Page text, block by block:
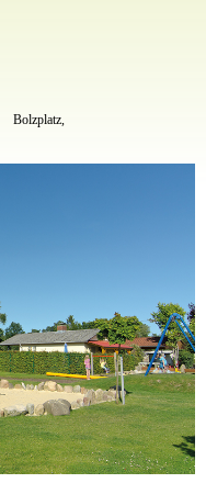
Bolzplatz,